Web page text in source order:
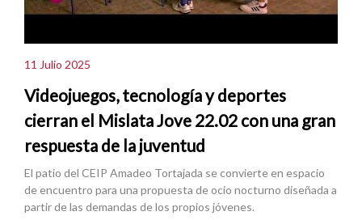
11 Julio 2025
Videojuegos, tecnología y deportes
cierran el Mislata Jove 22.02 con una gran
respuesta de la juventud
El patio del CEIP Amadeo Tortajada se convierte en espacio
de encuentro para una propuesta de ocio nocturno diseñada a
partir de las demandas de los propios jóvenes.